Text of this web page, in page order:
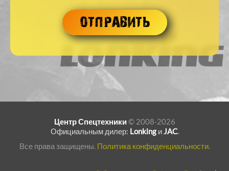
Центр Спецтехники© 2008-2026
Официальным дилер: LonkingиJAC.
Все права защищены. Политика конфиденциальности.